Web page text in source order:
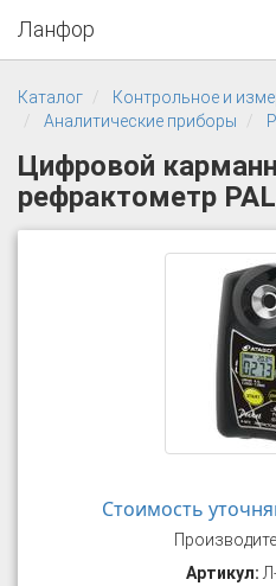
Ланфор
Каталог
Контрольное и
Аналитические приборы
Цифровой
рефрактометр
Стоимость
Артикул: